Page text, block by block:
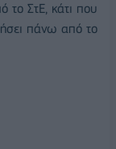
το ΣτΕ, κάτι που
πάνω από το